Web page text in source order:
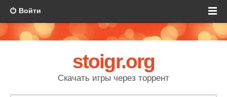
Войти
stoigr.org
Скачать игры через торрент